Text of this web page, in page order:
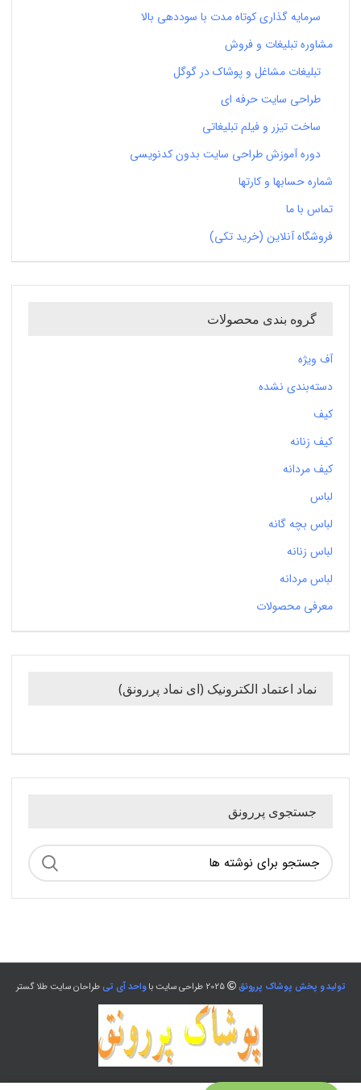
سرمایه گذاری کوتاه مدت با سوددهی بالا
مشاوره تبلیغات و فروش
تبلیغات مشاغل و پوشاک در گوگل
طراحی سایت حرفه ای
ساخت تیزر و فیلم تبلیغاتی
دوره آموزش طراحی سایت بدون کدنویسی
شماره حسابها و کارتها
تماس با ما
فروشگاه آنلاین (خرید تکی)
گروه بندی محصولات
آف ویژه
دسته‌بندی نشده
کیف
کیف زنانه
کیف مردانه
لباس
لباس بچه گانه
لباس زنانه
لباس مردانه
معرفی محصولات
نماد اعتماد الکترونیک (ای نماد پررونق)
جستجوی پررونق
تولید و پخش پوشاک پررونق 2025 طراحی سایت با واحد آی تیطراحان سایت طلا گستر